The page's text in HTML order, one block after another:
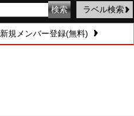
ラベル検索
新規メンバー登録(無料)